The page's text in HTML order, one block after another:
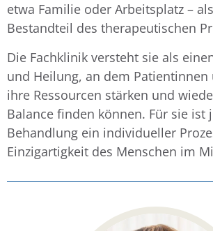
etwa Familie oder Arbeitsplatz –
Bestandteil des therapeutischen
Die Fachklinik versteht sie als
und Heilung, an dem Patientinnen
ihre Ressourcen stärken und
Balance finden können. Für sie ist
Behandlung ein individueller
Einzigartigkeit des Menschen im